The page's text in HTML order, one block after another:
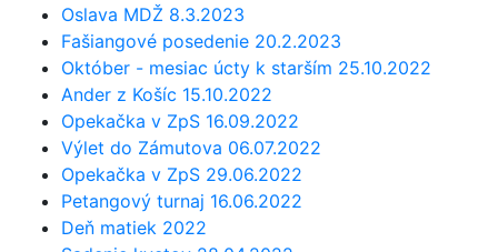
Oslava MDŽ 8.3.2023
Fašiangové posedenie 20.2.2023
Október - mesiac úcty k starším 25.10.2022
Ander z Košíc 15.10.2022
Opekačka v ZpS 16.09.2022
Výlet do Zámutova 06.07.2022
Opekačka v ZpS 29.06.2022
Petangový turnaj 16.06.2022
Deň matiek 2022